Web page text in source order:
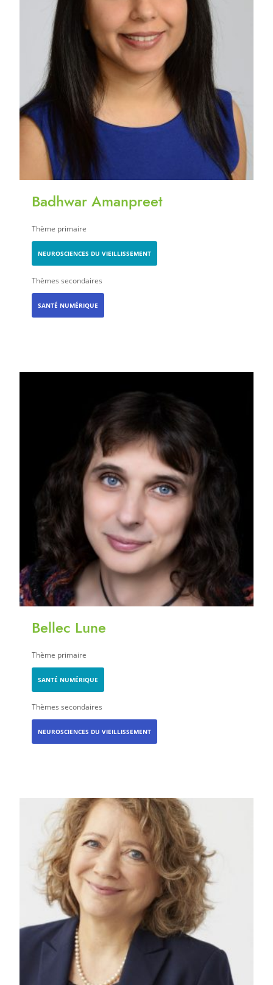
Badhwar Amanpreet
Thème primaire
NEUROSCIENCES DU VIEILLISSEMENT
Thèmes secondaires
SANTÉ NUMÉRIQUE
Bellec Lune
Thème primaire
SANTÉ NUMÉRIQUE
Thèmes secondaires
NEUROSCIENCES DU VIEILLISSEMENT